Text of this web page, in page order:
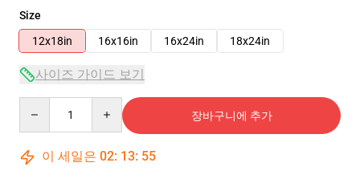
Size
12x18in
16x16in 16x24in 18x24in
사이즈 가이드 보기
장바구니에 추가
이 세일은 02: 13: 54